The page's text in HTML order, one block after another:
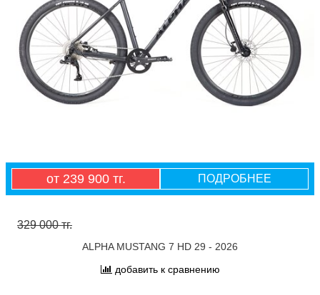
от 239 900 тг. ПОДРОБНЕЕ
329 000 тг.
ALPHA MUSTANG 7 HD 29 - 2026
добавить к сравнению